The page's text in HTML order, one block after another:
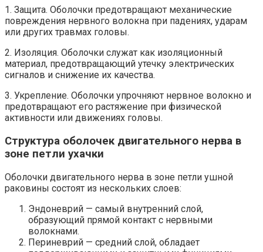
1. Защита. Оболочки предотвращают механические
повреждения нервного волокна при падениях, ударам
или других травмах головы.
2. Изоляция. Оболочки служат как изоляционный
материал, предотвращающий утечку электрических
сигналов и снижение их качества.
3. Укрепление. Оболочки упрочняют нервное волокно и
предотвращают его растяжение при физической
активности или движениях головы.
Структура оболочек двигательного нерва в
зоне петли ухачки
Оболочки двигательного нерва в зоне петли ушной
раковины состоят из нескольких слоев:
Эндоневрий — самый внутренний слой,
образующий прямой контакт с нервными
волокнами.
Периневрий — средний слой, обладает